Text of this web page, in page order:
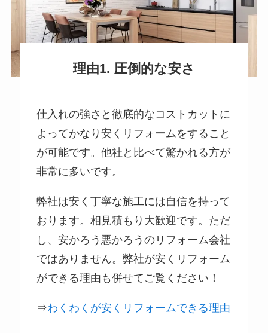
理由1. 圧倒的な安さ
仕入れの強さと徹底的なコストカットに
よってかなり安くリフォームをすること
が可能です。他社と比べて驚かれる方が
非常に多いです。
弊社は安く丁寧な施工には自信を持って
おります。相見積もり大歓迎です。ただ
し、安かろう悪かろうのリフォーム会社
ではありません。弊社が安くリフォーム
ができる理由も併せてご覧ください！
⇒わくわくが安くリフォームできる理由